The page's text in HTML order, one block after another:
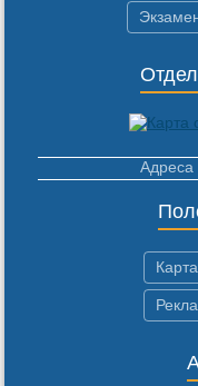
Адреса